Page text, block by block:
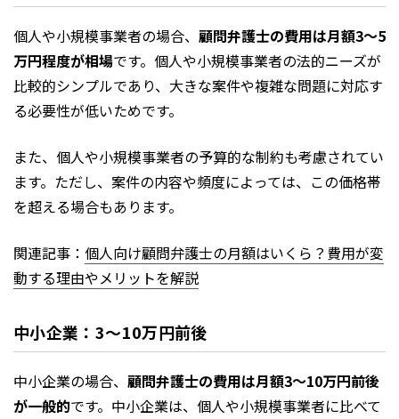
個人や小規模事業者の場合、 顧問弁護士の費用は月額3〜5
万円程度が相場です。個人や小規模事業者の法的ニーズが
比較的シンプルであり、大きな案件や複雑な問題に対応す
る必要性が低いためです。
また、個人や小規模事業者の予算的な制約も考慮されてい
ます。ただし、案件の内容や頻度によっては、この価格帯
を超える場合もあります。
関連記事： 個人向け顧問弁護士の月額はいくら？費用が変
動する理由やメリットを解説
中小企業：3〜10万円前後
中小企業の場合、 顧問弁護士の費用は月額3〜10万円前後
が一般的です。中小企業は、個人や小規模事業者に比べて